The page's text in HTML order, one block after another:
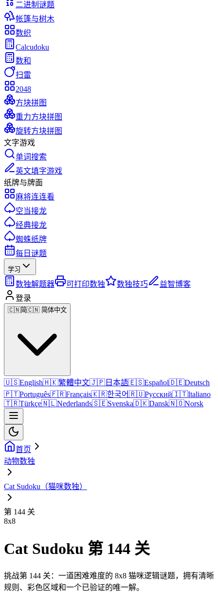
二进制谜题
帐篷与树木
数织
Calcudoku
数和
扫雷
2048
方块拼图
重力方块拼图
旋转方块拼图
文字游戏
单词搜索
英文填字游戏
纸牌与牌面
麻将连连看
空当接龙
经典接龙
蜘蛛纸牌
每日谜题
学习
数独解题器 可打印数独 数独技巧
益智博客
登录
🇨🇳简🇨🇳 简体中文
🇺🇸English🇭🇰繁體中文🇯🇵 日本語🇪🇸Español🇩🇪Deutsch
🇵🇹Português🇫🇷Français🇰🇷한국어🇷🇺Русский🇮🇹Italiano
🇹🇷Türkçe🇳🇱Nederlands🇸🇪Svenska🇩🇰Dansk🇳🇴Norsk
首页
动物数独
Cat Sudoku（猫咪数独）
第 144 关
8x8
Cat Sudoku 第 144 关
挑战第 144 关：一道困难难度的 8x8 猫咪逻辑谜题，拥有清晰
规则、彩色区域和一个已验证的唯一解。